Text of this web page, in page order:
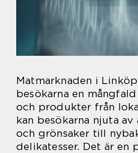
Matmarknaden i
besökarna en
och produkter från
kan besökarna njuta
och grönsaker till
delikatesser. Det är en